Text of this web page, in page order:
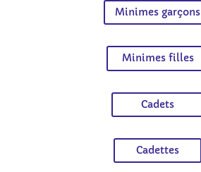
Minimes garçons
Minimes filles
Cadets
Cadettes